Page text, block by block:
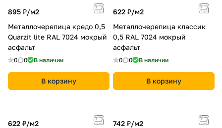
895 ₽/м2
Металлочерепица кредо 0,5
Quarzit lite RAL 7024 мокрый
асфальт
0 0 В наличии
В корзину
622 ₽/м2
Металлочерепица классик
0,5 RAL 7024 мокрый
асфальт
0 0 В наличии
В корзину
622 ₽/м2
742 ₽/м2